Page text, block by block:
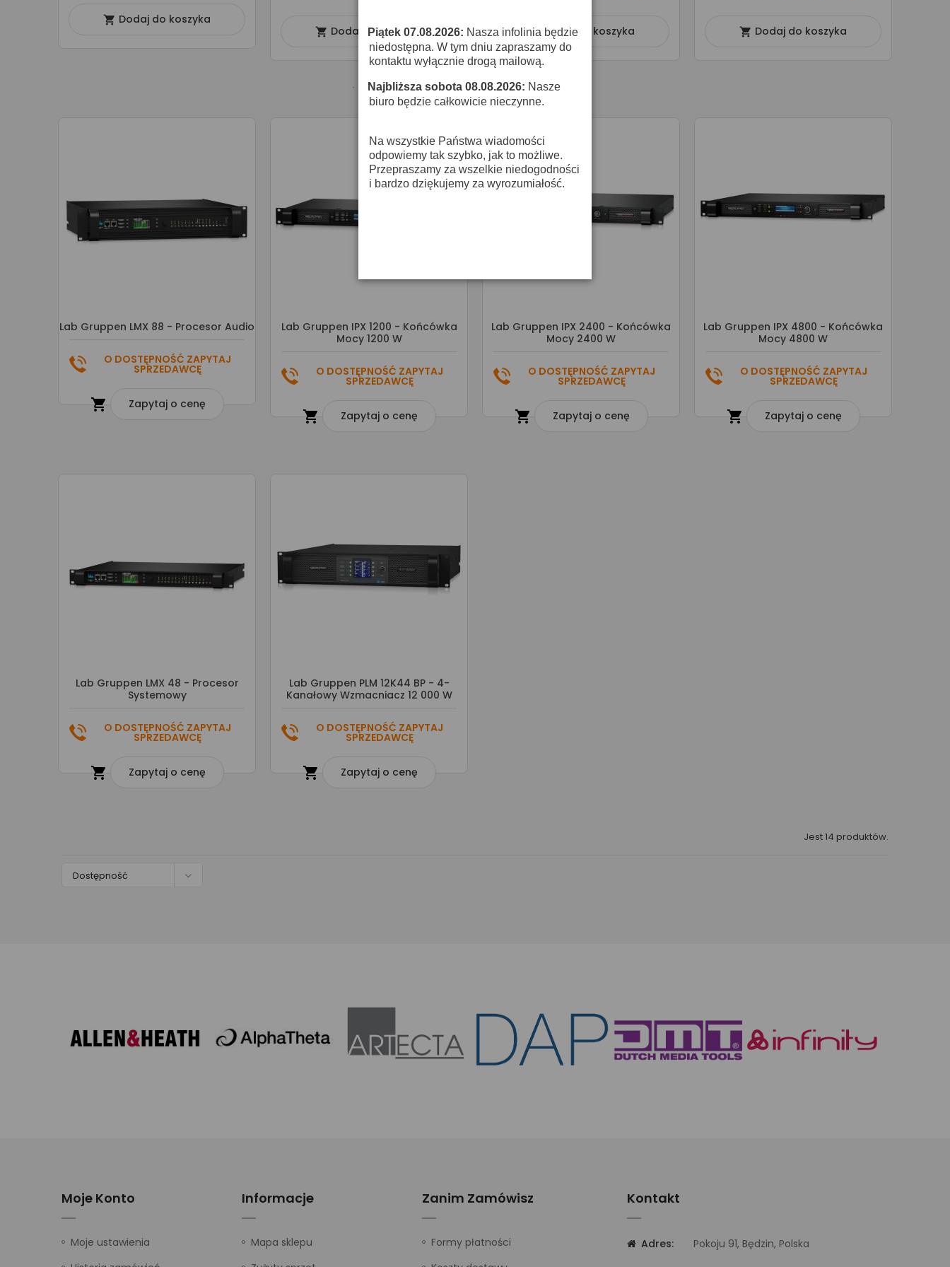
 Dodaj do koszyka
 Dodaj do koszyka  Dodaj do koszyka  Dodaj do koszyka
Lab Gruppen LMX 88 - Procesor Audio
O DOSTĘPNOŚĆ ZAPYTAJ
SPRZEDAWCĘ
 Zapytaj o cenę
Lab Gruppen IPX 1200 - Końcówka
Mocy 1200 W
O DOSTĘPNOŚĆ ZAPYTAJ
SPRZEDAWCĘ
 Zapytaj o cenę
Lab Gruppen IPX 2400 - Końcówka
Mocy 2400 W
O DOSTĘPNOŚĆ ZAPYTAJ
SPRZEDAWCĘ
 Zapytaj o cenę
Lab Gruppen IPX 4800 - Końcówka
Mocy 4800 W
O DOSTĘPNOŚĆ ZAPYTAJ
SPRZEDAWCĘ
 Zapytaj o cenę
Lab Gruppen LMX 48 - Procesor
Systemowy
O DOSTĘPNOŚĆ ZAPYTAJ
SPRZEDAWCĘ
 Zapytaj o cenę
Lab Gruppen PLM 12K44 BP - 4-
Kanałowy Wzmacniacz 12 000 W
O DOSTĘPNOŚĆ ZAPYTAJ
SPRZEDAWCĘ
 Zapytaj o cenę
Jest 14 produktów.
Dostępność 
Moje Konto
Moje ustawienia
Informacje
Mapa sklepu
Zanim Zamówisz
Formy płatności
Kontakt
Adres:
Pokoju 91, Będzin, Polska
· Piątek 07.08.2026: Nasza infolinia będzie
niedostępna. W tym dniu zapraszamy do
kontaktu wyłącznie drogą mailową.
· Najbliższa sobota 08.08.2026: Nasze
biuro będzie całkowicie nieczynne.
Na wszystkie Państwa wiadomości
odpowiemy tak szybko, jak to możliwe.
Przepraszamy za wszelkie niedogodności
i bardzo dziękujemy za wyrozumiałość.